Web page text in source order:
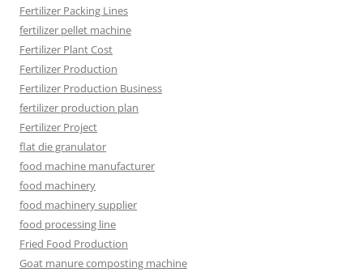
Fertilizer Packing Lines
fertilizer pellet machine
Fertilizer Plant Cost
Fertilizer Production
Fertilizer Production Business
fertilizer production plan
Fertilizer Project
flat die granulator
food machine manufacturer
food machinery
food machinery supplier
food processing line
Fried Food Production
Goat manure composting machine